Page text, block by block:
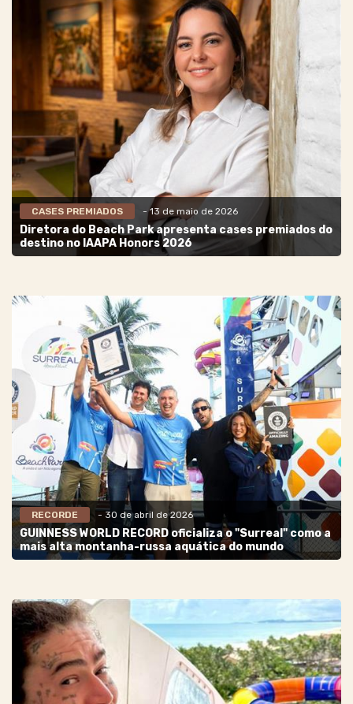
CASES PREMIADOS - 13 de maio de 2026
Diretora do Beach Park apresenta cases premiados do
destino no IAAPA Honors 2026
RECORDE - 30 de abril de 2026
GUINNESS WORLD RECORD oficializa o "Surreal" como a
mais alta montanha-russa aquática do mundo